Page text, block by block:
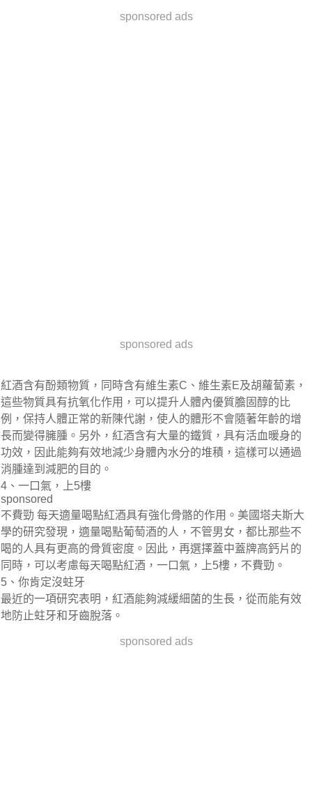
sponsored ads
sponsored ads
紅酒含有酚類物質，同時含有維生素C、維生素E及胡蘿蔔素，
這些物質具有抗氧化作用，可以提升人體內優質膽固醇的比
例，保持人體正常的新陳代謝，使人的體形不會隨著年齡的增
長而變得臃腫。另外，紅酒含有大量的鐵質，具有活血暖身的
功效，因此能夠有效地減少身體內水分的堆積，這樣可以通過
消腫達到減肥的目的。
4、一口氣，上5樓
sponsored
不費勁 每天適量喝點紅酒具有強化骨骼的作用。美國塔夫斯大
學的研究發現，適量喝點葡萄酒的人，不管男女，都比那些不
喝的人具有更高的骨質密度。因此，再選擇蓋中蓋牌高鈣片的
同時，可以考慮每天喝點紅酒，一口氣，上5樓，不費勁。
5、你肯定沒蛀牙
最近的一項研究表明，紅酒能夠減緩細菌的生長，從而能有效
地防止蛀牙和牙齒脫落。
sponsored ads